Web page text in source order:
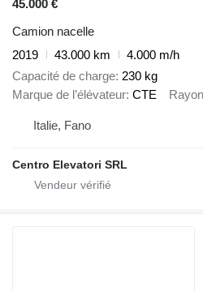
45.000 €
Camion nacelle
2019
43.000 km
4.000 m/h
Capacité de charge 230 kg
Marque de l’élévateur CTE
Italie, Fano
Centro Elevatori SRL